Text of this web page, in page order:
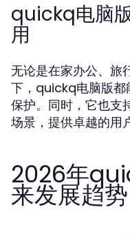
quickq电脑
用
无论是在家办公、旅
下，quickq电脑版都
保护。同时，它也支
场景，提供卓越的用
2026年
来发展趋势